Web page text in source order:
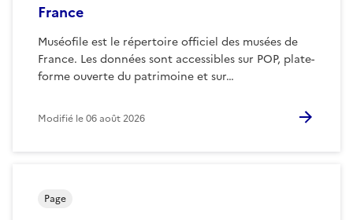
France
Muséofile est le répertoire officiel des musées de
France. Les données sont accessibles sur POP, plate-
forme ouverte du patrimoine et sur…
Modifié le06 août 2026
Page